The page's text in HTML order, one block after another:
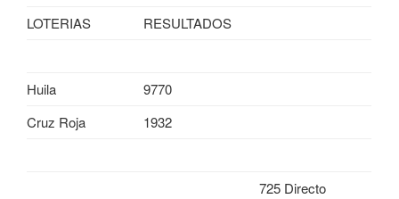
LOTERIAS RESULTADOS
Huila
9770
Cruz Roja
1932
725 Directo